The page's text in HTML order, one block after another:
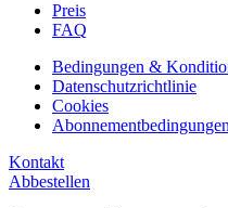
Preis
FAQ
Bedingungen &
Datenschutzrichtlinie
Cookies
Kontakt
Abbestellen